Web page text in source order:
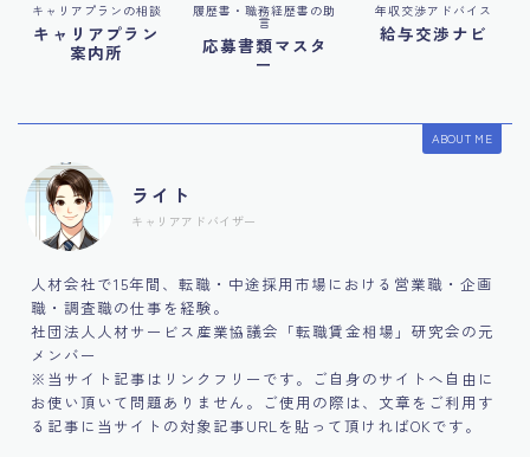
キャリアプランの相談
キャリアプラン
案内所
履歴書・職務経歴書の助
言
応募書類マスタ
ー
年収交渉アドバイス
給与交渉ナビ
ABOUT ME
ライト
キャリアアドバイザー
人材会社で15年間、転職・中途採用市場における営業職・企画
職・調査職の仕事を経験。
社団法人人材サービス産業協議会「転職賃金相場」研究会の元
メンバー
※当サイト記事はリンクフリーです。ご自身のサイトへ自由に
お使い頂いて問題ありません。ご使用の際は、文章をご利用す
る記事に当サイトの対象記事URLを貼って頂ければOKです。